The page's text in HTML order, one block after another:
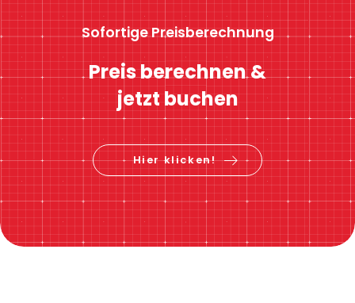
Sofortige Preisberechnung
Preis berechnen &
jetzt buchen
Hier klicken!